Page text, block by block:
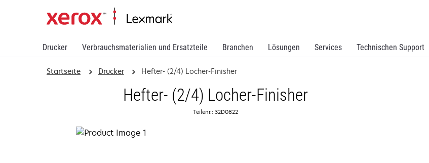
Drucker Verbrauchsmaterialien und Ersatzteile Branchen Lösungen Services Technischen Support
Startseite Drucker Hefter- (2/4) Locher-Finisher
Hefter- (2/4) Locher-Finisher
Teilenr.: 32D0822